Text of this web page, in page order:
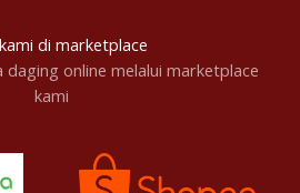
di marketplace
daging online melalui marketplace
kami